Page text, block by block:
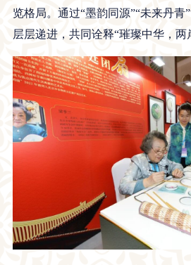
览格局。通过“墨韵同源”“未来丹青
层层递进，共同诠释“璀璨中华，两